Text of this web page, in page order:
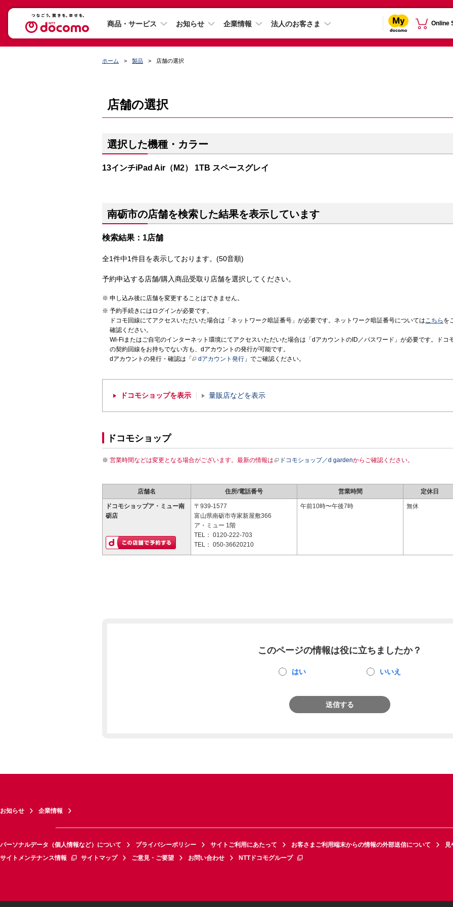
商品・サービス お知らせ 企業情報 法人のお客さま Online
ホーム 製品 店舗の選択
店舗の選択
選択した機種・カラー
13インチiPad Air（M2） 1TB スペースグレイ
南砺市の店舗を検索した結果を表示しています
検索結果：1店舗
全1件中1件目を表示しております。(50音順)
予約申込する店舗/購入商品受取り店舗を選択してください。
申し込み後に店舗を変更することはできません。
予約手続きにはログインが必要です。
ドコモ回線にてアクセスいただいた場合は「ネットワーク暗証番号」が必要です。ネットワーク暗証番号についてはこちら を
確認ください。
Wi-Fiまたはご自宅のインターネット環境にてアクセスいただいた場合は「dアカウントのID／パスワード」が必要です。ドコ
の契約回線をお持ちでない方も、dアカウントの発行が可能です。
dアカウントの発行・確認は「
dアカウント発行 」でご確認ください。
ドコモショップを表示 量販店などを表示
ドコモショップ
営業時間などは変更となる場合がございます。最新の情報は ドコモショップ／d gardenからご確認ください。
店舗名 住所/電話番号 営業時間 定休日
ドコモショップア・ミュー南
砺店
〒939-1577
富山県南砺市寺家新屋敷366
ア・ミュー 1階
TEL： 0120-222-703
TEL： 050-36620210
午前10時〜午後7時 無休
このページの情報は役に立ちましたか？
はい いいえ
送信する
お知らせ 企業情報
パーソナルデータ（個人情報など）について プライバシーポリシー サイトご利用にあたって お客さまご利用端末からの情報の外部送信について
見
サイトメンテナンス情報
サイトマップ ご意見・ご要望 お問い合わせ NTTドコモグループ